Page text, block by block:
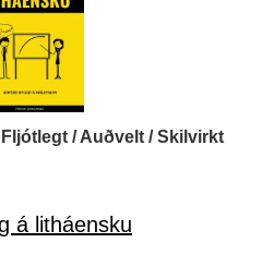
/ Auðvelt / Skilvirkt
á litháensku